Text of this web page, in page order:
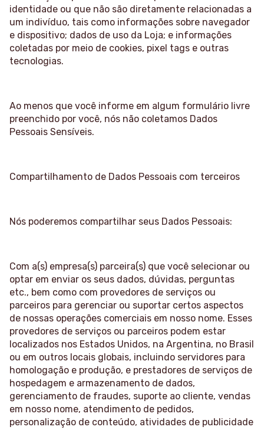
identidade ou que não são diretamente relacionadas a
um indivíduo, tais como informações sobre navegador
e dispositivo; dados de uso da Loja; e informações
coletadas por meio de cookies, pixel tags e outras
tecnologias.
Ao menos que você informe em algum formulário livre
preenchido por você, nós não coletamos Dados
Pessoais Sensíveis.
Compartilhamento de Dados Pessoais com terceiros
Nós poderemos compartilhar seus Dados Pessoais:
Com a(s) empresa(s) parceira(s) que você selecionar ou
optar em enviar os seus dados, dúvidas, perguntas
etc., bem como com provedores de serviços ou
parceiros para gerenciar ou suportar certos aspectos
de nossas operações comerciais em nosso nome. Esses
provedores de serviços ou parceiros podem estar
localizados nos Estados Unidos, na Argentina, no Brasil
ou em outros locais globais, incluindo servidores para
homologação e produção, e prestadores de serviços de
hospedagem e armazenamento de dados,
gerenciamento de fraudes, suporte ao cliente, vendas
em nosso nome, atendimento de pedidos,
personalização de conteúdo, atividades de publicidade